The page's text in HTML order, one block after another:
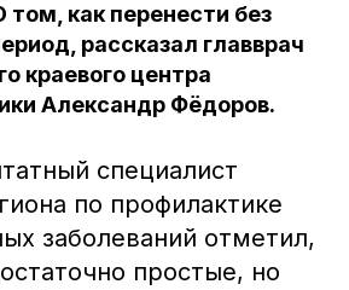
том, как перенести без
рассказал главврач
краевого центра
Александр Фёдоров.
специалист
по профилактике
заболеваний отметил,
простые, но